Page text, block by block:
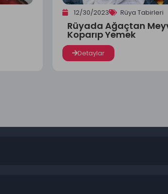
12/30/2023 Rüya Tabirleri
Rüyada Ağaçtan
Koparıp Yemek
Detaylar